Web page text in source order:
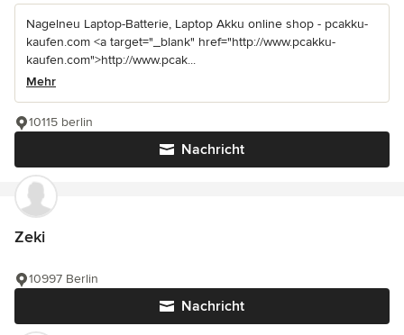
Nagelneu Laptop-Batterie, Laptop Akku online shop - pcakku-
kaufen.com <a target="_blank" href="http://www.pcakku-
kaufen.com">http://www.pcak...
Mehr
Nachricht
10115 berlin
Zeki
Nachricht
10997 Berlin